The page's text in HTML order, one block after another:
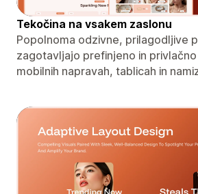
Tekočina na vsakem zaslonu
Popolnoma odzivne, prilagodljive
zagotavljajo prefinjeno in privlačno
mobilnih napravah, tablicah in